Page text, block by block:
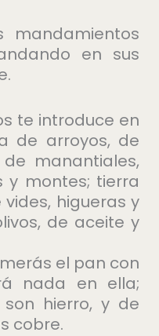
mandamientos
en sus
te introduce en
de arroyos, de
manantiales,
y montes; tierra
higueras y
de aceite y
el pan con
nada en ella;
hierro, y de
cobre.